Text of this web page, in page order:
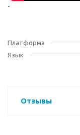
-
Платформа
Язык
Отзывы